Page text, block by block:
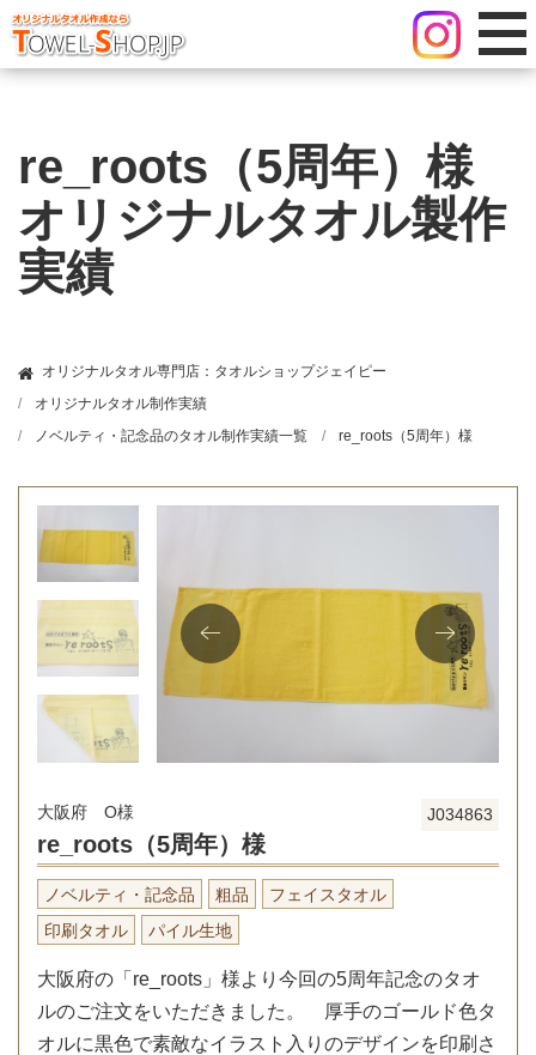
re_roots（5周年）様
オリジナルタオル製作
実績
オリジナルタオル専門店：タオルショップジェイピー
オリジナルタオル制作実績
ノベルティ・記念品のタオル制作実績一覧
re_roots（5周年）様
J034863
大阪府 O様
re_roots（5周年）様
ノベルティ・記念品 粗品
フェイスタオル
印刷タオル
パイル生地
大阪府の「re_roots」様より今回の5周年記念のタオ
ルのご注文をいただきました。 厚手のゴールド色タ
オルに黒色で素敵なイラスト入りのデザインを印刷さ